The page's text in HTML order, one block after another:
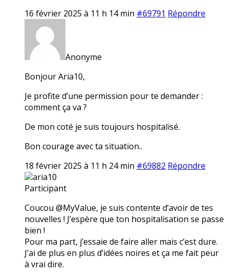
16 février 2025 à 11 h 14 min #69791 Répondre
Anonyme
Bonjour Aria10,
Je profite d’une permission pour te demander :
comment ça va ?
De mon coté je suis toujours hospitalisé.
Bon courage avec ta situation..
18 février 2025 à 11 h 24 min #69882 Répondre
aria10
Participant
Coucou @MyValue, je suis contente d’avoir de tes
nouvelles ! J’espère que ton hospitalisation se passe
bien !
Pour ma part, j’essaie de faire aller mais c’est dure.
J’ai de plus en plus d’idées noires et ça me fait peur
à vrai dire.